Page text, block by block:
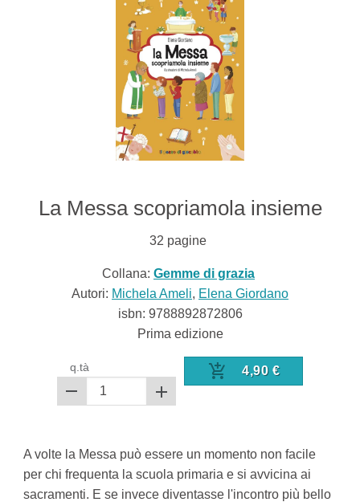
La Messa scopriamola insieme
32 pagine
Collana: Gemme di grazia
Autori: Michela Ameli, Elena Giordano
isbn: 9788892872806
Prima edizione
q.tà 4,90 €
A volte la Messa può essere un momento non facile
per chi frequenta la scuola primaria e si avvicina ai
sacramenti. E se invece diventasse l'incontro più bello